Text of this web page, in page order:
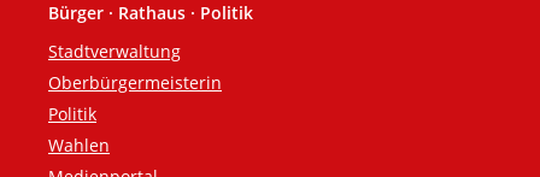
Fußzeile
Bürger · Rathaus · Politik
Stadtverwaltung
Oberbürgermeisterin
Politik
Wahlen